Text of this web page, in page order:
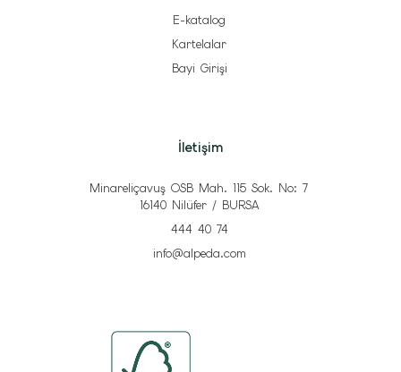
E-katalog
Kartelalar
Bayi Girişi
İletişim
Minareliçavuş OSB Mah. 115 Sok. No: 7
16140 Nilüfer / BURSA
444 40 74
info@alpeda.com